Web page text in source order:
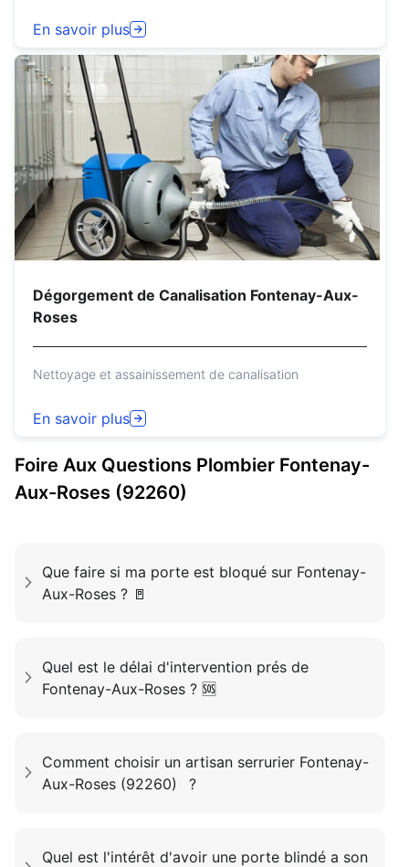
En savoir plus
Dégorgement de Canalisation Fontenay-Aux-
Roses
Nettoyage et assainissement de canalisation
En savoir plus
Foire Aux Questions Plombier Fontenay-
Aux-Roses (92260)
Que faire si ma porte est bloqué sur Fontenay-
Aux-Roses ? 🚪
Quel est le délai d'intervention prés de
Fontenay-Aux-Roses ? 🆘
Comment choisir un artisan serrurier Fontenay-
Aux-Roses (92260) ?
Quel est l'intérêt d'avoir une porte blindé a son